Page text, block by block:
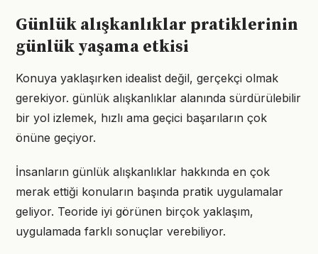
Günlük alışkanlıklar pratiklerinin
günlük yaşama etkisi
Konuya yaklaşırken idealist değil, gerçekçi olmak
gerekiyor. günlük alışkanlıklar alanında sürdürülebilir
bir yol izlemek, hızlı ama geçici başarıların çok
önüne geçiyor.
İnsanların günlük alışkanlıklar hakkında en çok
merak ettiği konuların başında pratik uygulamalar
geliyor. Teoride iyi görünen birçok yaklaşım,
uygulamada farklı sonuçlar verebiliyor.